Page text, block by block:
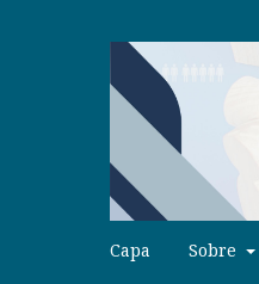
Capa Sobre